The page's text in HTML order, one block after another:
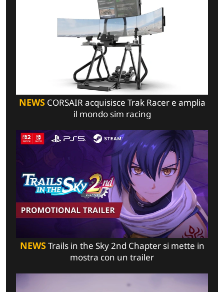
NEWSCORSAIR acquisisce Trak Racer e amplia
il mondo sim racing
NEWSTrails in the Sky 2nd Chapter si mette in
mostra con un trailer